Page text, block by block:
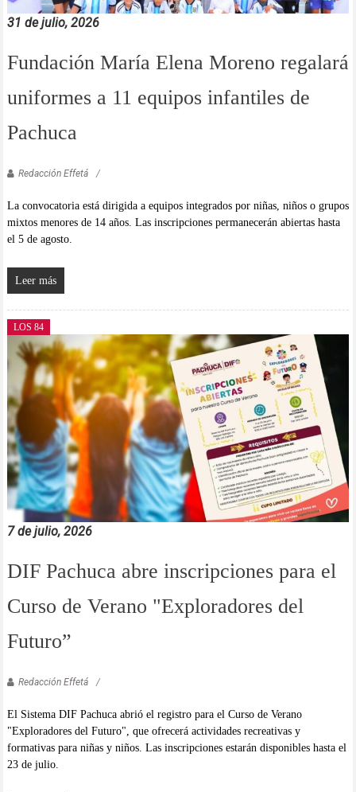
31 de julio, 2026
Fundación María Elena Moreno regalará
uniformes a 11 equipos infantiles de
Pachuca
Redacción Effetá
La convocatoria está dirigida a equipos integrados por niñas, niños o grupos
mixtos menores de 14 años. Las inscripciones permanecerán abiertas hasta
el 5 de agosto.
Leer más
LOS 84
7 de julio, 2026
DIF Pachuca abre inscripciones para el
Curso de Verano "Exploradores del
Futuro”
Redacción Effetá
El Sistema DIF Pachuca abrió el registro para el Curso de Verano
"Exploradores del Futuro", que ofrecerá actividades recreativas y
formativas para niñas y niños. Las inscripciones estarán disponibles hasta el
23 de julio.